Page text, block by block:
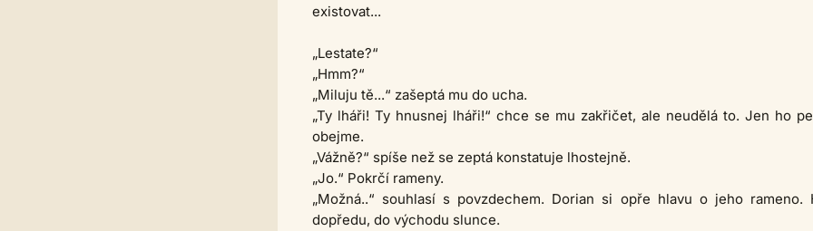
existovat...
„Lestate?“
„Hmm?“
„Miluju tě...“ zašeptá mu do ucha.
„Ty lháři! Ty hnusnej lháři!“ chce se mu zakřičet, ale neudělá to. Jen ho
obejme.
„Vážně?“ spíše než se zeptá konstatuje lhostejně.
„Jo.“ Pokrčí rameny.
„Možná..“ souhlasí s povzdechem. Dorian si opře hlavu o jeho rameno.
dopředu, do východu slunce.